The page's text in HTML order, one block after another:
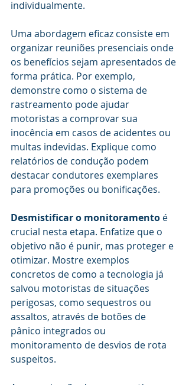
individualmente.
Uma abordagem eficaz consiste em
organizar reuniões presenciais onde
os benefícios sejam apresentados de
forma prática. Por exemplo,
demonstre como o sistema de
rastreamento pode ajudar
motoristas a comprovar sua
inocência em casos de acidentes ou
multas indevidas. Explique como
relatórios de condução podem
destacar condutores exemplares
para promoções ou bonificações.
Desmistificar o monitoramento é
crucial nesta etapa. Enfatize que o
objetivo não é punir, mas proteger e
otimizar. Mostre exemplos
concretos de como a tecnologia já
salvou motoristas de situações
perigosas, como sequestros ou
assaltos, através de botões de
pânico integrados ou
monitoramento de desvios de rota
suspeitos.